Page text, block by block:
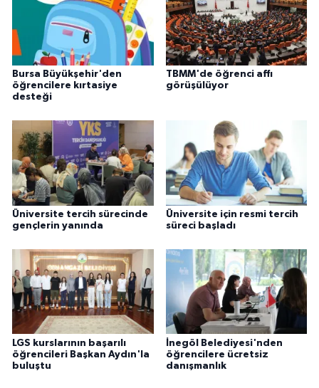
Bursa Büyükşehir'den
öğrencilere kırtasiye
desteği
TBMM'de öğrenci affı
görüşülüyor
Üniversite tercih sürecinde
gençlerin yanında
Üniversite için resmi tercih
süreci başladı
LGS kurslarının başarılı
öğrencileri Başkan Aydın'la
buluştu
İnegöl Belediyesi'nden
öğrencilere ücretsiz
danışmanlık